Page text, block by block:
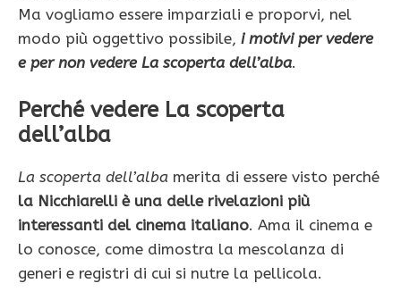
Ma vogliamo essere imparziali e proporvi, nel
modo più oggettivo possibile, i motivi per vedere
e per non vedere La scoperta dell’alba.
Perché vedere La scoperta
dell’alba
La scoperta dell’alba merita di essere visto perché
la Nicchiarelli è una delle rivelazioni più
interessanti del cinema italiano. Ama il cinema e
lo conosce, come dimostra la mescolanza di
generi e registri di cui si nutre la pellicola.